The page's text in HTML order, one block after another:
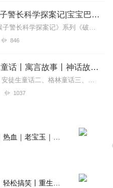
破坏者联盟篇2·猴子警长科学探案记|宝宝巴士故事
【适听年龄】7岁+《猴子警长科学探案记》系列《破坏者联盟篇1·猴子警长科学探案记》>>>《破坏者联盟篇2·猴子警长科学探案记》>>>《破坏者联盟篇3·猴子警长科...
846
安徒生童话丨格林童话丨寓言故事丨神话故事丨益智故事
这里为您准备了：一、安徒生童话二、格林童话三、寓言故事四、快乐童年故事五、睡前故事六、神话故事七、名人故事八、益智故事九、儿童百科十、儿童36计共计十个单元，2...
1037